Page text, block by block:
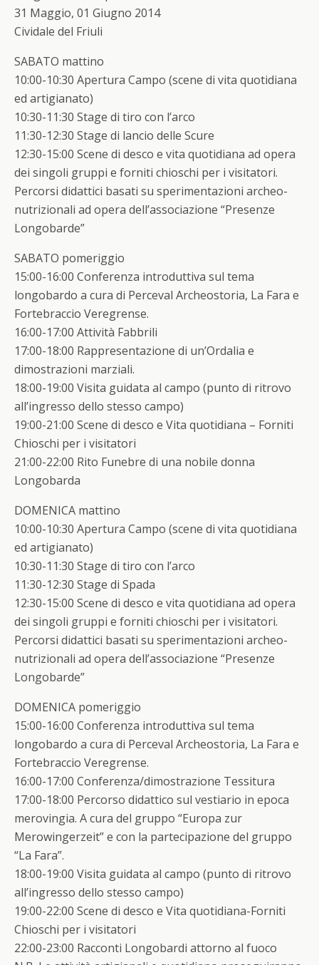
31 Maggio, 01 Giugno 2014
Cividale del Friuli
SABATO mattino
10:00-10:30 Apertura Campo (scene di vita quotidiana
ed artigianato)
10:30-11:30 Stage di tiro con l’arco
11:30-12:30 Stage di lancio delle Scure
12:30-15:00 Scene di desco e vita quotidiana ad opera
dei singoli gruppi e forniti chioschi per i visitatori.
Percorsi didattici basati su sperimentazioni archeo-
nutrizionali ad opera dell’associazione “Presenze
Longobarde”
SABATO pomeriggio
15:00-16:00 Conferenza introduttiva sul tema
longobardo a cura di Perceval Archeostoria, La Fara e
Fortebraccio Veregrense.
16:00-17:00 Attività Fabbrili
17:00-18:00 Rappresentazione di un’Ordalia e
dimostrazioni marziali.
18:00-19:00 Visita guidata al campo (punto di ritrovo
all’ingresso dello stesso campo)
19:00-21:00 Scene di desco e Vita quotidiana – Forniti
Chioschi per i visitatori
21:00-22:00 Rito Funebre di una nobile donna
Longobarda
DOMENICA mattino
10:00-10:30 Apertura Campo (scene di vita quotidiana
ed artigianato)
10:30-11:30 Stage di tiro con l’arco
11:30-12:30 Stage di Spada
12:30-15:00 Scene di desco e vita quotidiana ad opera
dei singoli gruppi e forniti chioschi per i visitatori.
Percorsi didattici basati su sperimentazioni archeo-
nutrizionali ad opera dell’associazione “Presenze
Longobarde”
DOMENICA pomeriggio
15:00-16:00 Conferenza introduttiva sul tema
longobardo a cura di Perceval Archeostoria, La Fara e
Fortebraccio Veregrense.
16:00-17:00 Conferenza/dimostrazione Tessitura
17:00-18:00 Percorso didattico sul vestiario in epoca
merovingia. A cura del gruppo “Europa zur
Merowingerzeit” e con la partecipazione del gruppo
“La Fara”.
18:00-19:00 Visita guidata al campo (punto di ritrovo
all’ingresso dello stesso campo)
19:00-22:00 Scene di desco e Vita quotidiana-Forniti
Chioschi per i visitatori
22:00-23:00 Racconti Longobardi attorno al fuoco